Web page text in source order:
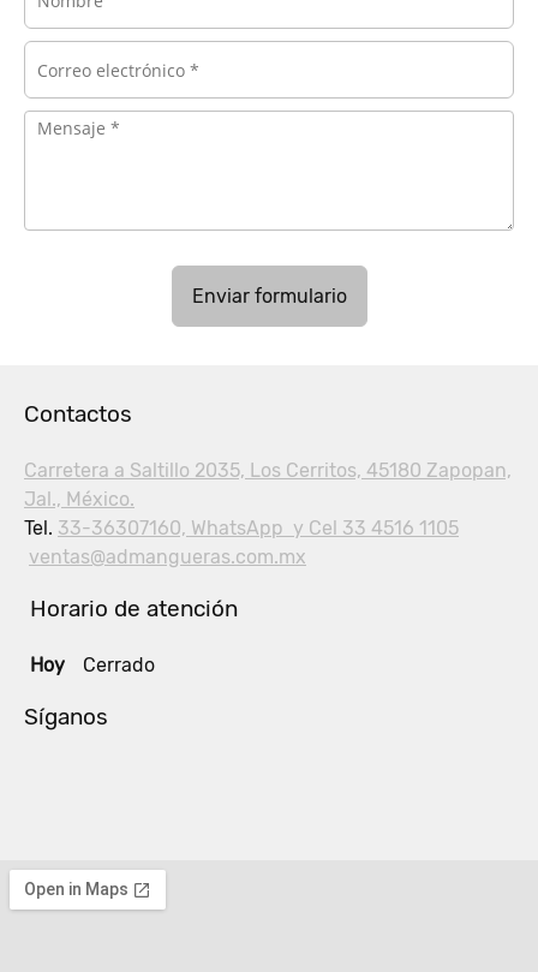
Enviar formulario
Contactos
Carretera a Saltillo 2035, Los Cerritos, 45180 Zapopan,
Jal., México.
Tel. 33-36307160, WhatsApp y Cel 33 4516 1105
ventas@admangueras.com.mx
Horario de atención
Hoy Cerrado
Síganos